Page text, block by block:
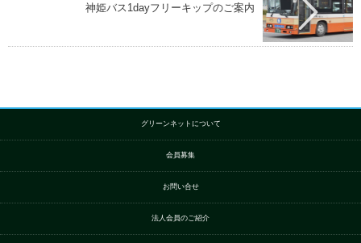
神姫バス1dayフリーキップのご案内
グリーンネットについて
会員募集
お問い合せ
法人会員のご紹介